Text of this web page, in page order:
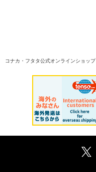
コナカ・フタタ公式オンラインショップ